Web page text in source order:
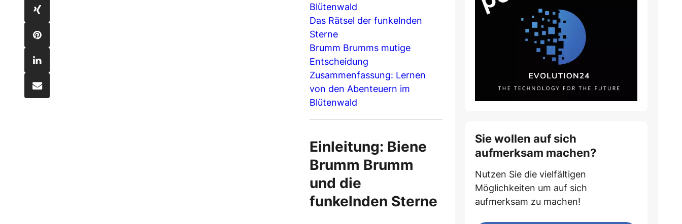
Blütenwald
Das Rätsel der funkelnden
Sterne
Brumm Brumms mutige
Entscheidung
Zusammenfassung: Lernen
von den Abenteuern im
Blütenwald
Einleitung: Biene
Brumm Brumm
und die
funkelnden Sterne
Sie wollen auf sich
aufmerksam machen?
Nutzen Sie die vielfältigen
Möglichkeiten um auf sich
aufmerksam zu machen!